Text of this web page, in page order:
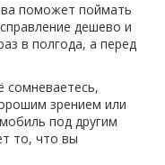
поможет поймать
дешево и
в полгода, а перед
сомневаетесь,
зрением или
под другим
то, что вы